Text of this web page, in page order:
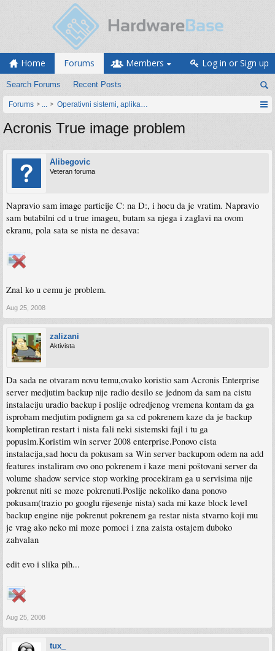
Home Forums
Search Forums Recent Posts
Members Log in or Sign up
Forums ... Operativni sistemi, aplikacije i programiranje
Acronis True image problem
Alibegovic
Veteran foruma
Napravio sam image particije C: na D:, i hocu da je vratim. Napravio
sam butabilni cd u true imageu, butam sa njega i zaglavi na ovom
ekranu, pola sata se nista ne desava:
Znal ko u cemu je problem.
Aug 25, 2008
zalizani
Aktivista
Da sada ne otvaram novu temu,ovako koristio sam Acronis Enterprise
server medjutim backup nije radio desilo se jednom da sam na cistu
instalaciju uradio backup i poslije odredjenog vremena kontam da ga
isprobam medjutim podignem ga sa cd pokrenem kaze da je backup
kompletiran restart i nista fali neki sistemski fajl i tu ga
popusim.Koristim win server 2008 enterprise.Ponovo cista
instalacija,sad hocu da pokusam sa Win server backupom odem na add
features instaliram ovo ono pokrenem i kaze meni poštovani server da
volume shadow service stop working procekiram ga u servisima nije
pokrenut niti se moze pokrenuti.Poslije nekoliko dana ponovo
pokusam(trazio po googlu rijesenje nista) sada mi kaze block level
backup engine nije pokrenut pokrenem ga restar nista stvarno koji mu
je vrag ako neko mi moze pomoci i zna zaista ostajem duboko
zahvalan
edit evo i slika pih...
Aug 25, 2008
tux_